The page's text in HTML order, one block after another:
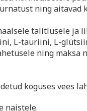
ning aitavad
talitlusele ja
L-tauriini, L-
ning maksa
koguses vees
naistele.